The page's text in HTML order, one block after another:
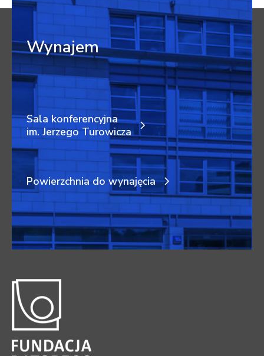
Wynajem
Sala konferencyjna
im. Jerzego Turowicza
Powierzchnia do wynajęcia